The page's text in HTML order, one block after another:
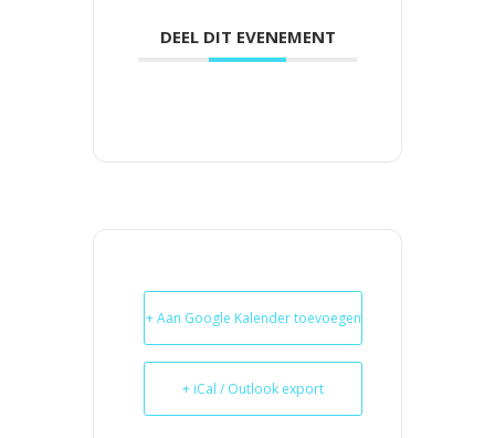
DEEL DIT EVENEMENT
+ Aan Google Kalender toevoegen
+ iCal / Outlook export